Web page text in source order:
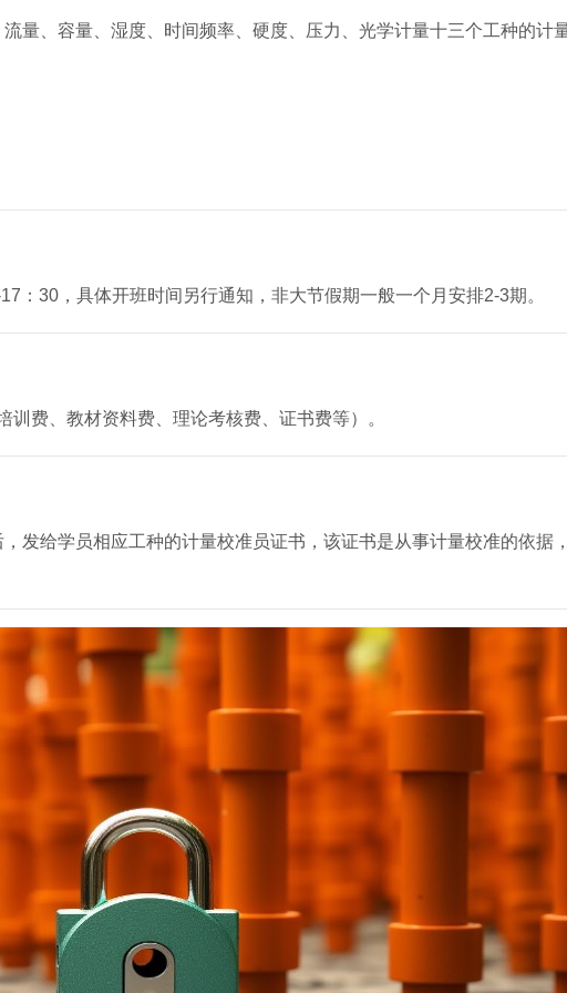
量、容量、湿度、时间频率、硬度、压力、光学计量十三个工种的计
：30，具体开班时间另行通知，非大节假期一般一个月安排2-3期。
费、教材资料费、理论考核费、证书费等）。
发给学员相应工种的计量校准员证书，该证书是从事计量校准的依据